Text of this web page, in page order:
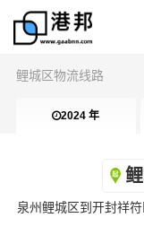
鲤城区物流线路
2024 年
泉州鲤城区到开封祥